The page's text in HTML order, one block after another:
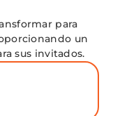
para
un
sus invitados.